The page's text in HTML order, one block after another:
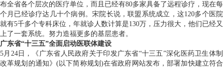
布全省各个层次的医疗单位，而且已经有80多家具备了远程诊疗，现在每
个月已经诊疗达几十个病例。宋院长说，联盟系统成立，这120多个医院
就有5千多个专科床位，年就诊人数计算是130万，压力很大，他们已经又
上了一套系统。努力造福更多的基层患者。
广东省“十三五”全面启动医联体建设
5月24日，《广东省人民政府关于印发广东省“十三五”深化医药卫生体制
改革规划的通知》(以下简称规划)在省政府网站发布，部署加快建立符合